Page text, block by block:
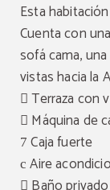
Esta
Cuenta con
sofá cama,
vistas hacia la
Terraza con
Máquina de
Caja fuerte
Aire